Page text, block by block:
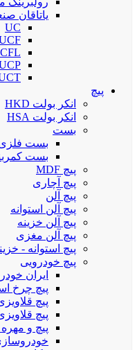
یاتاقان
UC
پیچ
انکر بولت HKD
انکر بولت HSA
بست
بست
بست
پیچ MDF
پیچ آچاری
پیچ آلن
پیچ آلن استوانه
پیچ آلن خزینه
پیچ آلن مغزی
پیچ استوانه -
پیچ خودرویی
ایران
پیچ چرخ
پیچ
پیچ
پیچ و